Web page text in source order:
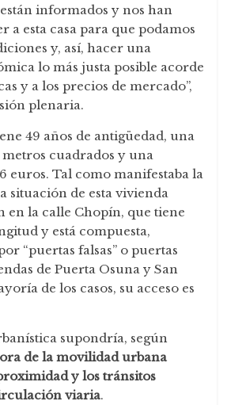
informados y nos han
a esta casa para que podamos
y, así, hacer una
lo más justa posible acorde
y a los precios de mercado”,
plenaria.
49 años de antigüedad, una
cuadrados y una
euros. Tal como manifestaba la
situación de esta vivienda
en la calle Chopín, que tiene
y está compuesta,
“puertas falsas” o puertas
de Puerta Osuna y San
de los casos, su acceso es
supondría, según
de la movilidad urbana
y los tránsitos
viaria.